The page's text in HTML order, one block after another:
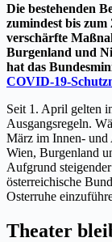
Die bestehenden
zumindest bis zum
verschärfte
Burgenland und
hat das
COVID-19-
Seit 1. April gelten
Ausgangsregeln.
März im Innen- und
Wien, Burgenland
Aufgrund
österreichische
Osterruhe
Theater